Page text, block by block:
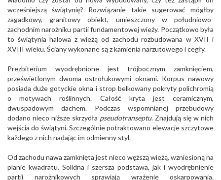
wcześniejszą świątynię? Rozwiązanie takie sugerować mógłby
zagadkowy, granitowy obiekt, umieszczony w południowo-
zachodnim narożniku partii fundamentowej wieży. Początkowo była
to świątynia halowa z wieżą od zachodu rozbudowana w XVII i
XVIII wieku. Ściany wykonane są z kamienia narzutowego i cegły.
Prezbiterium wyodrębnione jest trójbocznym zamknięciem,
prześwietlonym dwoma ostrołukowymi oknami. Korpus nawowy
posiada duże gotyckie okna i strop belkowany pokryty polichromią
o motywach roślinnych. Całość kryta jest ceramicznym,
dwuspadowym dachem. Podczas wspomnianej przebudowy
dodano nieco niższe skrzydła pseudotranseptu. Znajdują się w nich
wejścia do świątyni. Szczególnie potraktowano elewacje szczytowe
każdego z nich nadając im odmienny styl.
Od zachodu nawa zamknięta jest nieco węższą wieżą, wzniesioną na
planie kwadratu. Solidna i szersza podstawa, jak i wyodrębnienie
partii narożnikowych sprawiają wrażenie oskarpowania.